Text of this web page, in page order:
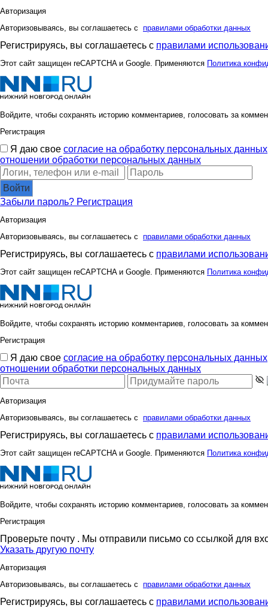
Авторизация
Авторизовываясь, вы соглашаетесь с правилами обработки данных
Регистрируясь, вы соглашаетесь с правилами
Этот сайт защищен reCAPTCHA и Google. Применяются Политика
Войдите, чтобы сохранять историю комментариев, голосовать за
Регистрация
Я даю свое согласие на обработку персональных данных
отношении обработки персональных данных
Войти
Забыли пароль? Регистрация
Авторизация
Авторизовываясь, вы соглашаетесь с правилами обработки данных
Регистрируясь, вы соглашаетесь с правилами
Этот сайт защищен reCAPTCHA и Google. Применяются Политика
Войдите, чтобы сохранять историю комментариев, голосовать за
Регистрация
Я даю свое согласие на обработку персональных данных
отношении обработки персональных данных
Авторизация
Авторизовываясь, вы соглашаетесь с правилами обработки данных
Регистрируясь, вы соглашаетесь с правилами
Этот сайт защищен reCAPTCHA и Google. Применяются Политика
Войдите, чтобы сохранять историю комментариев, голосовать за
Регистрация
Проверьте почту . Мы отправили письмо со ссылкой для
Указать другую почту
Авторизация
Авторизовываясь, вы соглашаетесь с правилами обработки данных
Регистрируясь, вы соглашаетесь с правилами